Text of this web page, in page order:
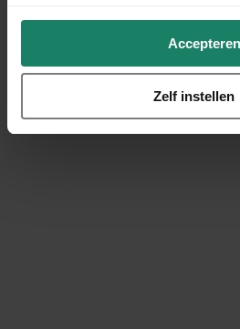
Accepteren
Zelf instellen